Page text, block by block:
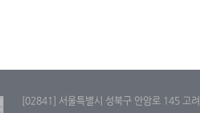
[02841] 서울특별시 성북구 안암로 145 고